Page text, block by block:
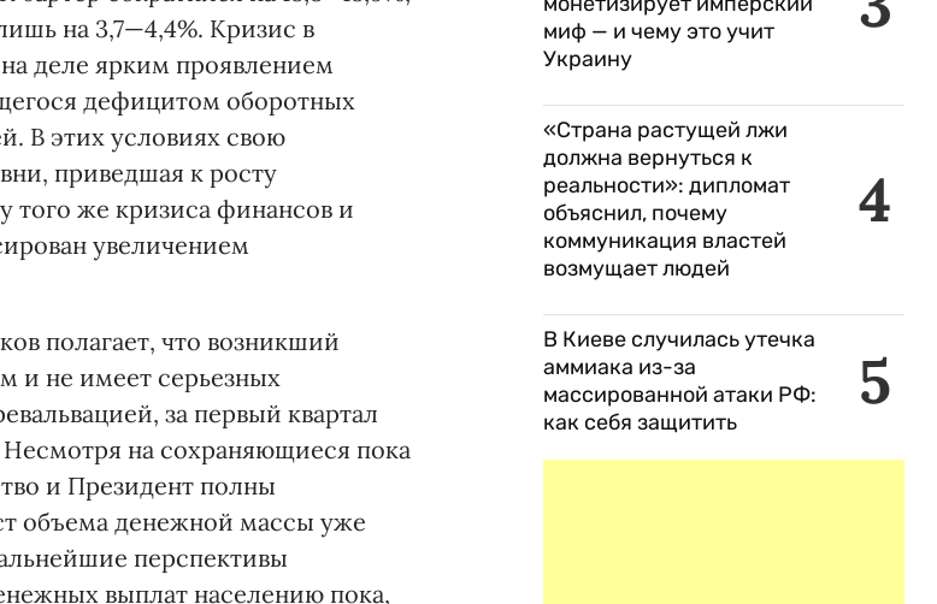
на 3,7—4,4%. Кризис в
деле ярким проявлением
дефицитом оборотных
В этих условиях свою
приведшая к росту
того же кризиса финансов и
увеличением
полагает, что возникший
и не имеет серьезных
за первый квартал
Несмотря на сохраняющиеся пока
и Президент полны
объема денежной массы уже
перспективы
выплат населению пока,
миф — и чему это учит
Украину
4
«Страна растущей лжи
должна вернуться к
реальности»: дипломат
объяснил, почему
коммуникация властей
возмущает людей
5
В Киеве случилась утечка
аммиака из-за
массированной атаки РФ:
как себя защитить